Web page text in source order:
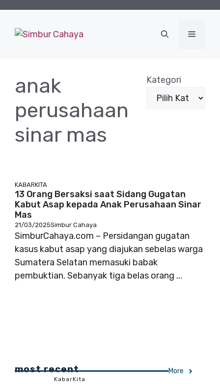
Menu
anak
perusahaan
sinar mas
Kategori
KABARKITA
13 Orang Bersaksi saat Sidang Gugatan
Kabut Asap kepada Anak Perusahaan Sinar
Mas
21/03/2025Simbur Cahaya
SimburCahaya.com – Persidangan gugatan
kasus kabut asap yang diajukan sebelas warga
Sumatera Selatan memasuki babak
pembuktian. Sebanyak tiga belas orang ...
most recent More
KabarKita